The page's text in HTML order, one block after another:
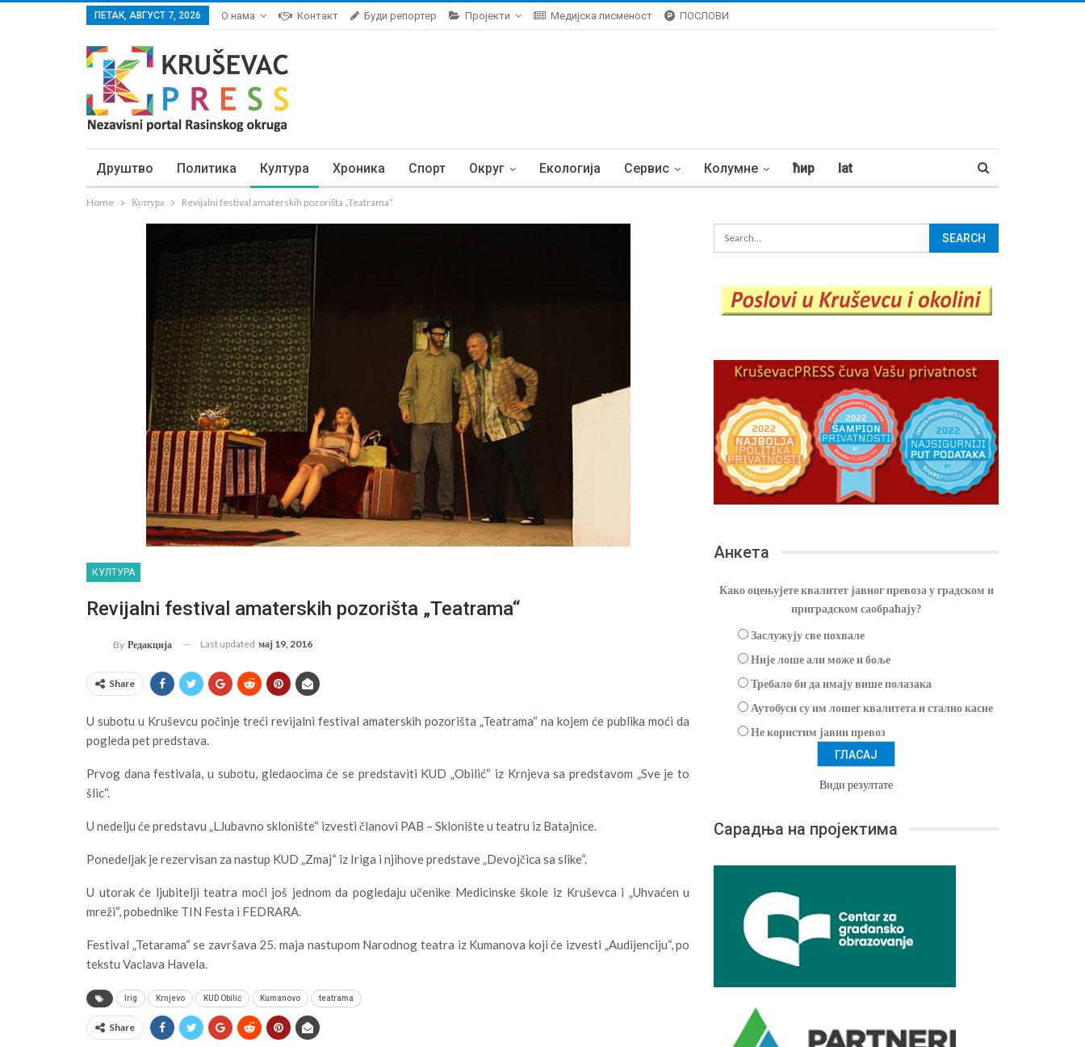
ПЕТАК, АВГУСТ 7, 2026 О нама Контакт Буди репортер Пројекти Медијска писменост ПОСЛОВИ
Друштво Политика Култура Хроника Спорт Округ Екологија Сервис Колумне ћир lat
Home Култура Revijalni festival amaterskih pozorišta „Teatrama“
КУЛТУРА
Revijalni festival amaterskih pozorišta „Teatrama“
By Редакција Last updated мај 19, 2016
Share
U subotu u Kruševcu počinje treći revijalni festival amaterskih pozorišta „Teatrama“ na kojem će publika moći da
pogleda pet predstava.
Prvog dana festivala, u subotu, gledaocima će se predstaviti KUD „Obilić“ iz Krnjeva sa predstavom „Sve je to
šlic“.
U nedelju će predstavu „LJubavno sklonište“ izvesti članovi PAB – Sklonište u teatru iz Batajnice.
Ponedeljak je rezervisan za nastup KUD „Zmaj“ iz Iriga i njihove predstave „Devojčica sa slike“.
U utorak će ljubitelji teatra moći još jednom da pogledaju učenike Medicinske škole iz Kruševca i „Uhvaćen u
mreži“, pobednike TIN Festa i FEDRARA.
Festival „Tetarama“ se završava 25. maja nastupom Narodnog teatra iz Kumanova koji će izvesti „Audijenciju“, po
tekstu Vaclava Havela.
Irig Krnjevo KUD Obilić Kumanovo teatrama
Share
Анкета
Како оцењујете квалитет јавног превоза у градском и
приградском саобраћају?
Заслужују све похвале
Није лоше али може и боље
Требало би да имају више полазака
Аутобуси су им лошег квалитета и стално касне
Не користим јавни превоз
Види резултате
Сарадња на пројектима